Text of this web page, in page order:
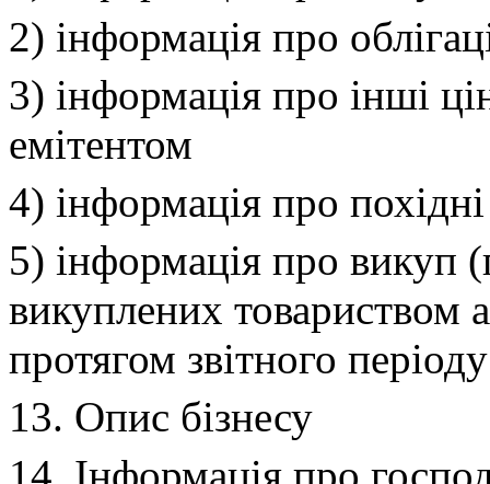
2) інформація про
3) інформація про інші
емітентом
4) інформація про
5) інформація про викуп
викуплених товариством
протягом звітного періоду
13. Опис бізнесу